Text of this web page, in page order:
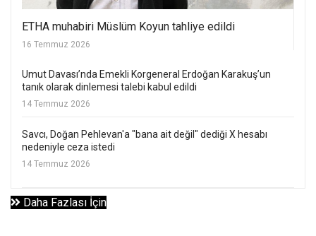
ETHA muhabiri Müslüm Koyun tahliye edildi
16 Temmuz 2026
Umut Davası’nda Emekli Korgeneral Erdoğan Karakuş’un
tanık olarak dinlemesi talebi kabul edildi
14 Temmuz 2026
Savcı, Doğan Pehlevan'a "bana ait değil" dediği X hesabı
nedeniyle ceza istedi
14 Temmuz 2026
Daha Fazlası İçin